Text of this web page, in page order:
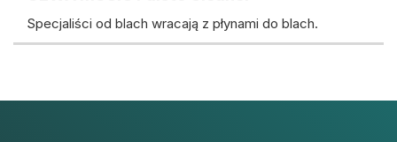
Specjaliści od blach wracają z płynami do blach.